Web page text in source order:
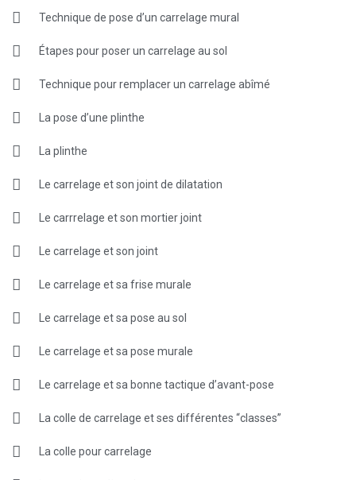
Technique de pose d’un carrelage mural
Étapes pour poser un carrelage au sol
Technique pour remplacer un carrelage abîmé
La pose d’une plinthe
La plinthe
Le carrelage et son joint de dilatation
Le carrrelage et son mortier joint
Le carrelage et son joint
Le carrelage et sa frise murale
Le carrelage et sa pose au sol
Le carrelage et sa pose murale
Le carrelage et sa bonne tactique d’avant-pose
La colle de carrelage et ses différentes “classes”
La colle pour carrelage